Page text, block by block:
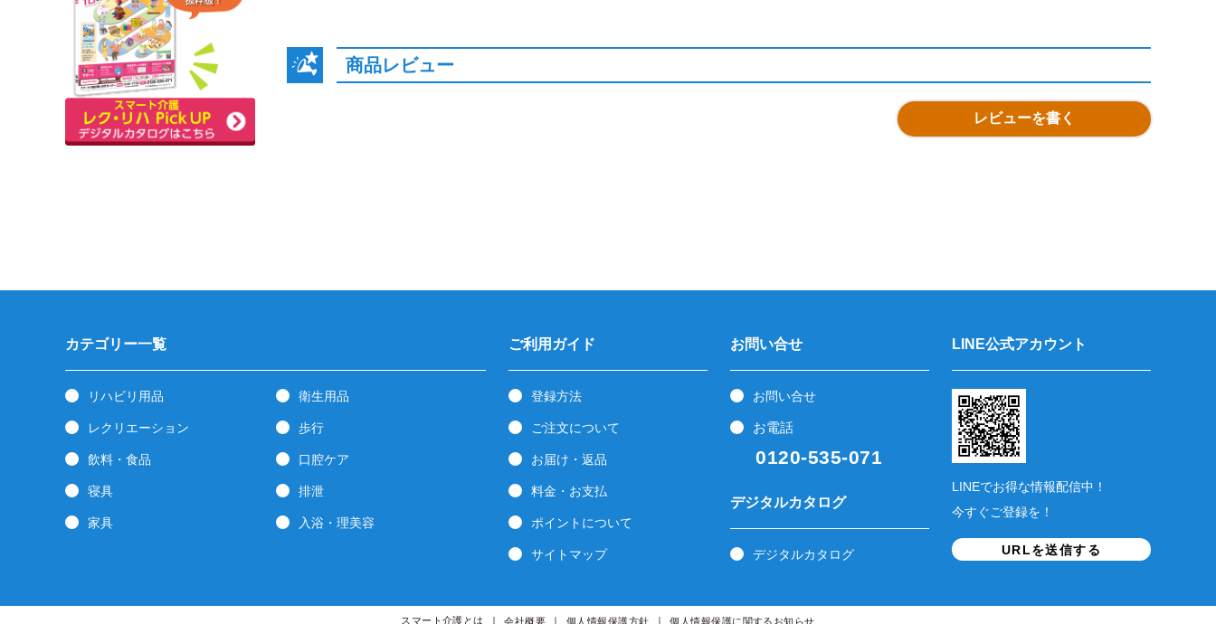
商品レビュー
レビューを書く
カテゴリー一覧
リハビリ用品 衛生用品
レクリエーション 歩行
飲料・食品 口腔ケア
寝具 排泄
家具 入浴・理美容
ご利用ガイド
登録方法
ご注文について
お届け・返品
料金・お支払
ポイントについて
サイトマップ
お問い合せ
お問い合せ
お電話
0120-535-071
デジタルカタログ
デジタルカタログ
LINE公式アカウント
LINEでお得な情報配信中！
今すぐご登録を！
URLを送信する
スマート介護とは 会社概要 個人情報保護方針 個人情報保護に関するお知らせ